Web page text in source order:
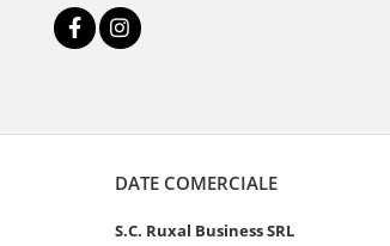
DATE COMERCIALE
S.C. Ruxal Business SRL